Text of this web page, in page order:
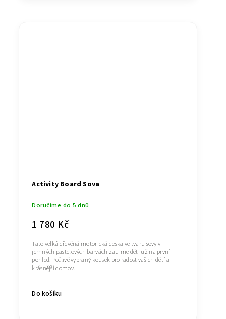
Activity Board Sova
Doručíme do 5 dnů
1 780 Kč
Do košíku
Tato velká dřevěná motorická deska ve tvaru sovy v
jemných pastelových barvách zaujme děti už na první
pohled. Pečlivě vybraný kousek pro radost vašich dětí a
krásnější domov.